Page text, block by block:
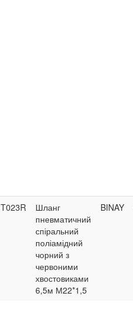
T023R
Шланг
пневматичний
спіральний
поліамідний
чорний з
червоними
хвостовиками
6,5м М22*1,5
BINAY